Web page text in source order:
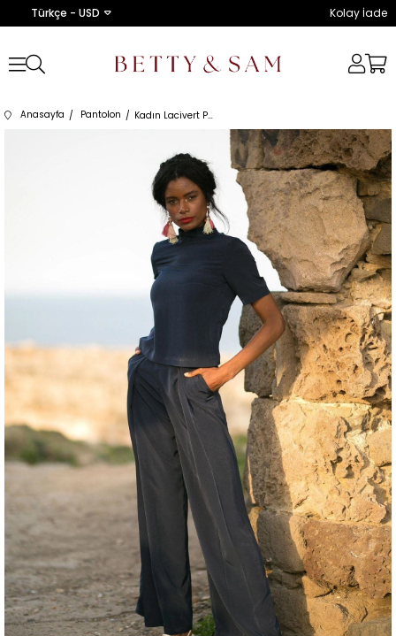
Türkçe - USD Kolay İade
Anasayfa Pantolon Kadın Lacivert Pile Detaylı Koyu Pantolon BETTY5005